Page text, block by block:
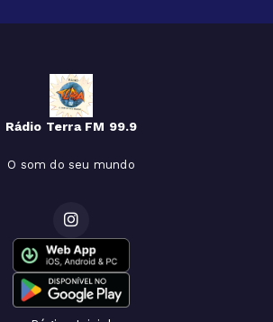
Rádio Terra FM 99.9
O som do seu mundo